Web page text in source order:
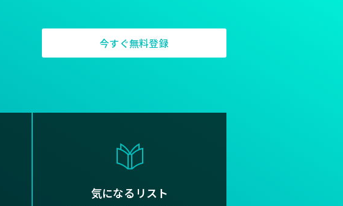
今すぐ無料登録
気になるリスト